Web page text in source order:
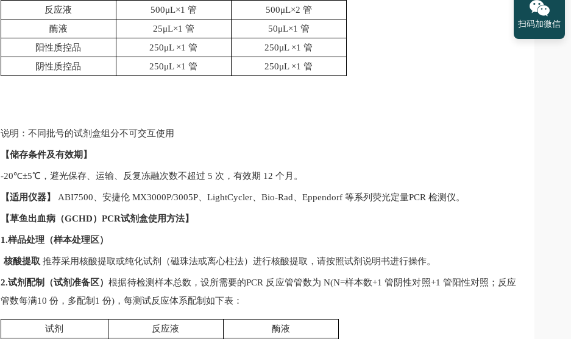
反应液
500μL×1 管
500μL×2 管
酶液
25μL×1 管
50μL×1 管
阳性质控品
250μL ×1 管
250μL ×1 管
阴性质控品
250μL ×1 管 250μL ×1 管
说明：不同批号的试剂盒组分不可交互使用
【储存条件及有效期】
-20℃±5℃，避光保存、运输、反复冻融次数不超过 5 次，有效期 12 个月。
【适用仪器】 ABI7500 、安捷伦 MX3000P/3005P、 LightCycler、 Bio-Rad Eppendorf 等系列荧光定量PCR 检测仪。
【草鱼出血病（GCHD）PCR试剂盒使用方法】
1.样品处理（样本处理区）
核酸提取 推荐采用核酸提取或纯化试剂（磁珠法或离心柱法）进行核酸提取，请按照试剂说明书进行操作。
2.试剂配制（试剂准备区）根据待检测样本总数，设所需要的PCR 反应管管数为 N(N=样本数+1管阴性对照+1 管阳性对照；反应
管数每满10 份，多配制 1 份)，每测试反应体系配制如下表：
试剂 反应液
酶液
扫码加微信